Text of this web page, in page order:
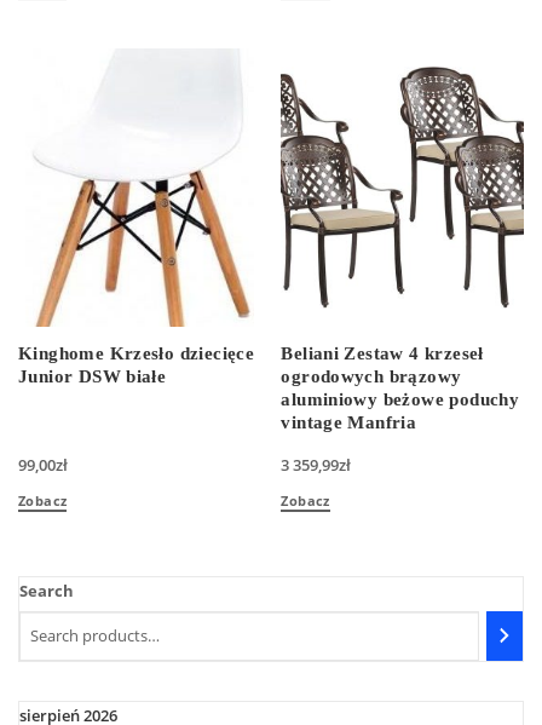
Kinghome Krzesło dziecięce
Junior DSW białe
99,00zł
Zobacz
Beliani Zestaw 4 krzeseł
ogrodowych brązowy
aluminiowy beżowe poduchy
vintage Manfria
3 359,99zł
Zobacz
Search
sierpień 2026